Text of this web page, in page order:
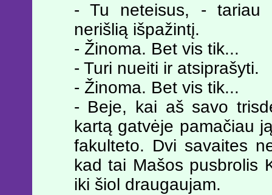
- Tu neteisus, - tariau
nerišlią išpažintį.
- Žinoma. Bet vis tik...
- Turi nueiti ir atsiprašyti.
- Žinoma. Bet vis tik...
- Beje, kai aš savo
kartą gatvėje pamačiau
fakulteto. Dvi savaites
kad tai Mašos pusbrolis
iki šiol draugaujam.